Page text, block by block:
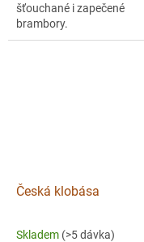
šťouchané i zapečené
brambory.
Česká klobása
Skladem (>5 dávka)